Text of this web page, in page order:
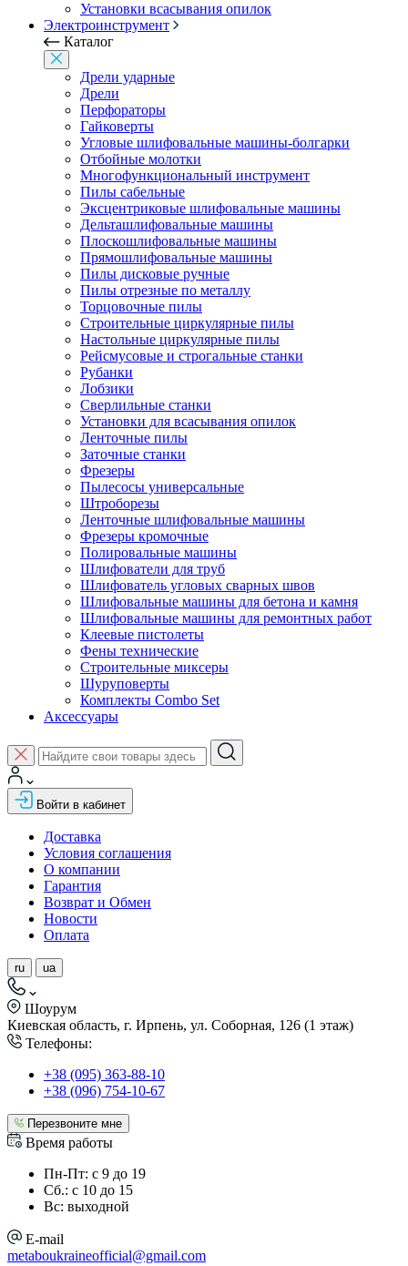
Установки всасывания опилок
Электроинструмент
Каталог
Дрели ударные
Дрели
Перфораторы
Гайковерты
Угловые шлифовальные машины-болгарки
Отбойные молотки
Многофункциональный инструмент
Пилы сабельные
Эксцентриковые шлифовальные машины
Дельташлифовальные машины
Плоскошлифовальные машины
Прямошлифовальные машины
Пилы дисковые ручные
Пилы отрезные по металлу
Торцовочные пилы
Строительные циркулярные пилы
Настольные циркулярные пилы
Рейсмусовые и строгальные станки
Рубанки
Лобзики
Сверлильные станки
Установки для всасывания опилок
Ленточные пилы
Заточные станки
Фрезеры
Пылесосы универсальные
Штроборезы
Ленточные шлифовальные машины
Фрезеры кромочные
Полировальные машины
Шлифователи для труб
Шлифователь угловых сварных швов
Шлифовальные машины для бетона и камня
Шлифовальные машины для ремонтных работ
Клеевые пистолеты
Фены технические
Строительные миксеры
Шуруповерты
Комплекты Combo Set
Аксессуары
Войти в кабинет
Доставка
Условия соглашения
О компании
Гарантия
Возврат и Обмен
Новости
Оплата
ru ua
Шоурум
Киевская область, г. Ирпень, ул. Соборная, 126 (1 этаж)
Телефоны:
+38 (095) 363-88-10
+38 (096) 754-10-67
Перезвоните мне
Время работы
Пн-Пт: с 9 до 19
Сб.: с 10 до 15
Вс: выходной
E-mail
metaboukraineofficial@gmail.com